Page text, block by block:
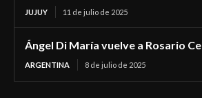
JUJUY 11 de julio de 2025
Ángel Di María vuelve a Rosario
ARGENTINA 8 de julio de 2025